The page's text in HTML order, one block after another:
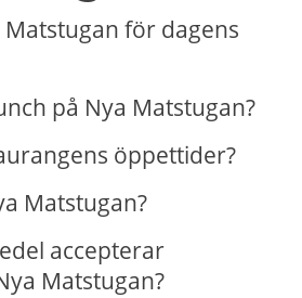
för dagens
på Nya Matstugan?
öppettider?
Matstugan?
accepterar
Matstugan?